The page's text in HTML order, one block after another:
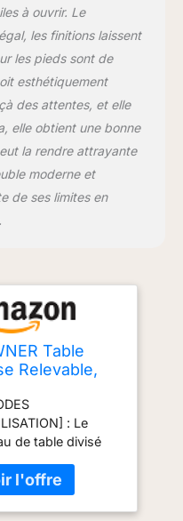
l'utilisation.
ESPACES DE
: Sous la
relevable se
3 espaces de
cachés pour
l'espace de
organisé des
de la famille, qui
de
les objets
de la maison
finition et les
sont simples et
ce qui la rend
à intégrer dans
Taille
déployée :
100l x 72H
[MONTAGE
ET SERVICE
VENTE] : Livrée
matériel
à ouvrir. Le
les finitions laissent
les pieds sont de
esthétiquement
des attentes, et elle
elle obtient une bonne
la rendre attrayante
moderne et
de ses limites en
Table
Relevable,
3
Extensible en
de Salon,
Relevable,
Rangement
Grain de
: Le
de table divisé
directions
deux espaces